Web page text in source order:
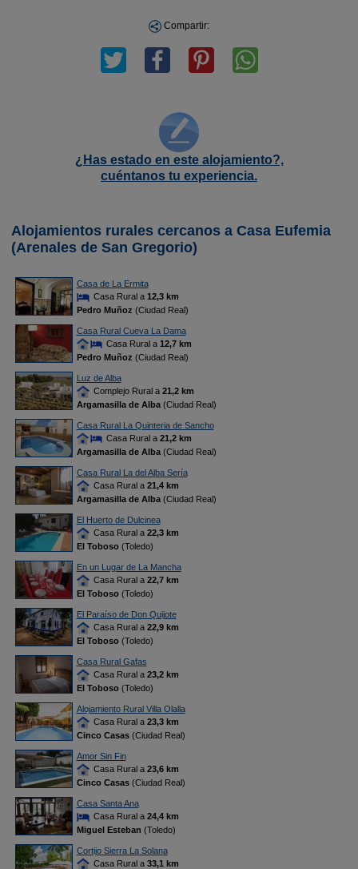
Compartir:
¿Has estado en este alojamiento?,
cuéntanos tu experiencia.
Alojamientos rurales cercanos a Casa Eufemia
(Arenales de San Gregorio)
Casa de La Ermita
Casa Rural a 12,3 km
Pedro Muñoz (Ciudad Real)
Casa Rural Cueva La Dama
Casa Rural a 12,7 km
Pedro Muñoz (Ciudad Real)
Luz de Alba
Complejo Rural a 21,2 km
Argamasilla de Alba(Ciudad Real)
Casa Rural La Quinteria de Sancho
Casa Rural a 21,2 km
Argamasilla de Alba(Ciudad Real)
Casa Rural La del Alba Sería
Casa Rural a 21,4 km
Argamasilla de Alba(Ciudad Real)
El Huerto de Dulcinea
Casa Rural a 22,3 km
El Toboso(Toledo)
En un Lugar de La Mancha
Casa Rural a 22,7 km
El Toboso(Toledo)
El Paraíso de Don Quijote
Casa Rural a 22,9 km
El Toboso(Toledo)
Casa Rural Gafas
Casa Rural a 23,2 km
El Toboso(Toledo)
Alojamiento Rural Villa Olalla
Casa Rural a 23,3 km
Cinco Casas(Ciudad Real)
Amor Sin Fin
Casa Rural a 23,6 km
Cinco Casas(Ciudad Real)
Casa Santa Ana
Casa Rural a 24,4 km
Miguel Esteban (Toledo)
Cortijo Sierra La Solana
Casa Rural a 33,1 km